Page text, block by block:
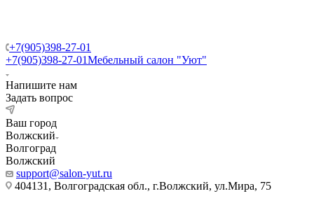
+7(905)398-27-01
+7(905)398-27-01Мебельный салон "Уют"
Напишите нам
Задать вопрос
Ваш город
Волжский
Волгоград
Волжский
support@salon-yut.ru
404131, Волгоградская обл., г.Волжский, ул.Мира, 75